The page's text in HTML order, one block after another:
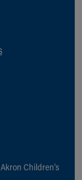
Children‘s